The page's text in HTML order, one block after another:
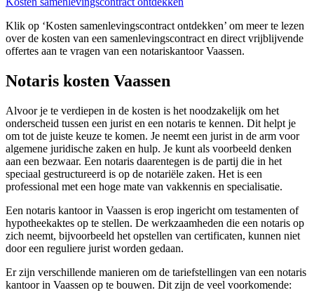
Klik op ‘Kosten samenlevingscontract ontdekken’ om meer te lezen
over de kosten van een samenlevingscontract en direct vrijblijvende
offertes aan te vragen van een notariskantoor Vaassen.
Notaris kosten Vaassen
Alvoor je te verdiepen in de kosten is het noodzakelijk om het
onderscheid tussen een jurist en een notaris te kennen. Dit helpt je
om tot de juiste keuze te komen. Je neemt een jurist in de arm voor
algemene juridische zaken en hulp. Je kunt als voorbeeld denken
aan een bezwaar. Een notaris daarentegen is de partij die in het
speciaal gestructureerd is op de notariële zaken. Het is een
professional met een hoge mate van vakkennis en specialisatie.
Een notaris kantoor in Vaassen is erop ingericht om testamenten of
hypotheekaktes op te stellen. De werkzaamheden die een notaris op
zich neemt, bijvoorbeeld het opstellen van certificaten, kunnen niet
door een reguliere jurist worden gedaan.
Er zijn verschillende manieren om de tariefstellingen van een notaris
kantoor in Vaassen op te bouwen. Dit zijn de veel voorkomende: